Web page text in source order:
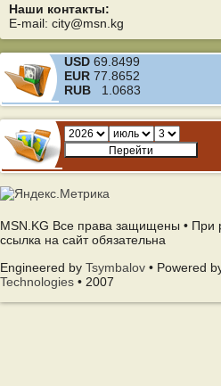
Наши контакты:
E-mail: city@msn.kg
USD 69.8499
EUR 77.8652
RUB 1.0683
MSN.KG Все права защищены • При
ссылка на сайт обязательна
Engineered by Tsymbalov • Powered
Technologies • 2007